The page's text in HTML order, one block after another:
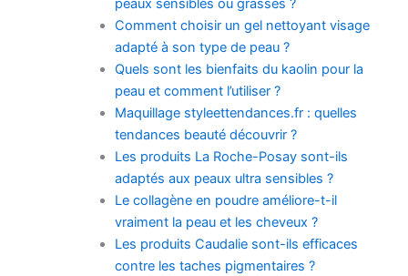
peaux sensibles ou grasses ?
Comment choisir un gel nettoyant visage
adapté à son type de peau ?
Quels sont les bienfaits du kaolin pour la
peau et comment l’utiliser ?
Maquillage styleettendances.fr : quelles
tendances beauté découvrir ?
Les produits La Roche-Posay sont-ils
adaptés aux peaux ultra sensibles ?
Le collagène en poudre améliore-t-il
vraiment la peau et les cheveux ?
Les produits Caudalie sont-ils efficaces
contre les taches pigmentaires ?